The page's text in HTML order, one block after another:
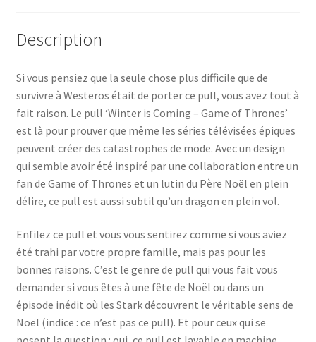
Description
Si vous pensiez que la seule chose plus difficile que de
survivre à Westeros était de porter ce pull, vous avez tout à
fait raison. Le pull ‘Winter is Coming – Game of Thrones’
est là pour prouver que même les séries télévisées épiques
peuvent créer des catastrophes de mode. Avec un design
qui semble avoir été inspiré par une collaboration entre un
fan de Game of Thrones et un lutin du Père Noël en plein
délire, ce pull est aussi subtil qu’un dragon en plein vol.
Enfilez ce pull et vous vous sentirez comme si vous aviez
été trahi par votre propre famille, mais pas pour les
bonnes raisons. C’est le genre de pull qui vous fait vous
demander si vous êtes à une fête de Noël ou dans un
épisode inédit où les Stark découvrent le véritable sens de
Noël (indice : ce n’est pas ce pull). Et pour ceux qui se